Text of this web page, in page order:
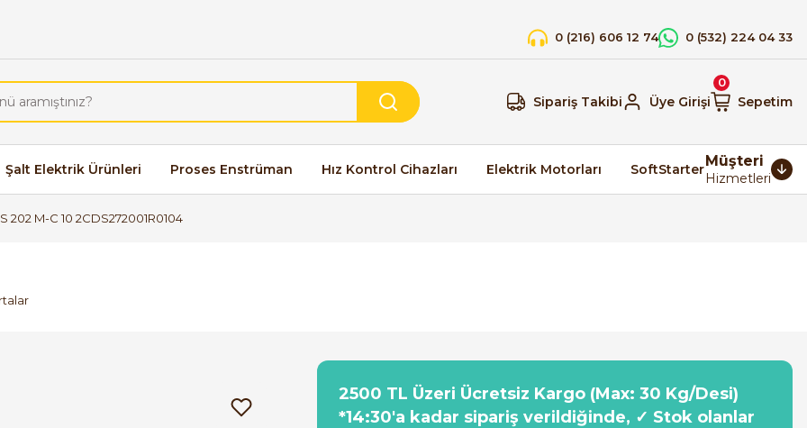
0 (216) 606 12 74 0 (532) 224 04 33
Sipariş Takibi Üye Girişi Sepetim
0
Şalt Elektrik Ürünleri Proses Enstrüman Hız Kontrol Cihazları Elektrik Motorları SoftStarterMüşteri
Hizmetleri
202 M-C 10 2CDS272001R0104
2500 TL Üzeri Ücretsiz Kargo (Max: 30 Kg/Desi)
*14:30'a kadar sipariş verildiğinde, ✓ Stok olanlar